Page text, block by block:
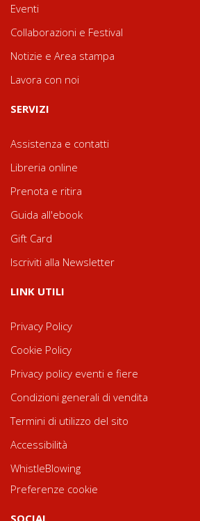
Eventi
Collaborazioni e Festival
Notizie e Area stampa
Lavora con noi
SERVIZI
Assistenza e contatti
Libreria online
Prenota e ritira
Guida all'ebook
Gift Card
Iscriviti alla Newsletter
LINK UTILI
Privacy Policy
Cookie Policy
Privacy policy eventi e fiere
Condizioni generali di vendita
Termini di utilizzo del sito
Accessibilità
WhistleBlowing
Preferenze cookie
SOCIAL